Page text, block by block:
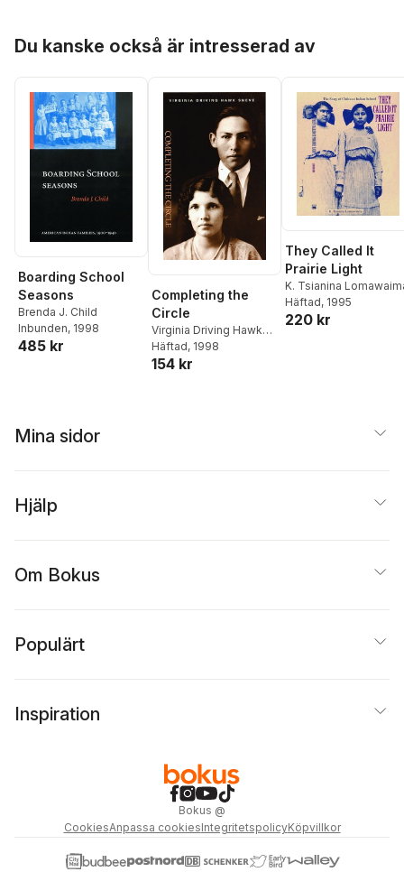
Du kanske också är intresserad av
Boarding School
Seasons
Brenda J. Child
Inbunden, 1998
485 kr
Completing the
Circle
Virginia Driving Hawk
Sneve
Häftad, 1998
154 kr
They Called It
Prairie Light
K. Tsianina
Häftad, 1995
220 kr
Mina sidor
Hjälp
Om Bokus
Populärt
Inspiration
Bokus @
CookiesAnpassa cookiesIntegritetspolicyKöpvillkor